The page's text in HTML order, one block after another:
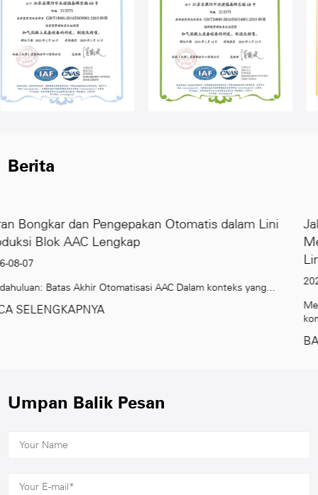
Berita
dalam Lini
yang...
Jalur Produksi Blok AAC Berkapasitas
Memenuhi Permintaan Global akan
2026-07-31
Meningkatnya Permintaan Bahan Bangunan
Umpan Balik Pesan